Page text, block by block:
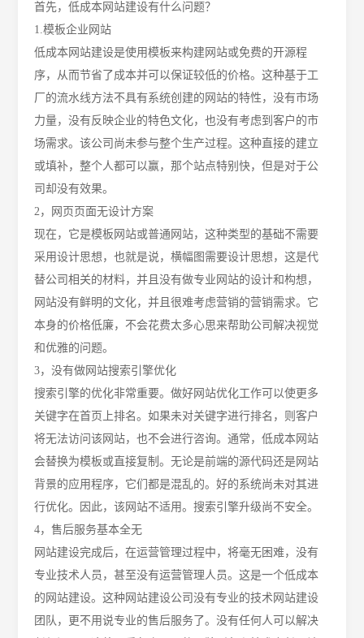
首先，低成本网站建设有什么问题？
1.模板企业网站
低成本网站建设是使用模板来构建网站或免费的开源程
序，从而节省了成本并可以保证较低的价格。这种基于工
厂的流水线方法不具有系统创建的网站的特性，没有市场
力量，没有反映企业的特色文化，也没有考虑到客户的市
场需求。该公司尚未参与整个生产过程。这种直接的建立
或填补，整个人都可以赢，那个站点特别快，但是对于公
司却没有效果。
2，网页页面无设计方案
现在，它是模板网站或普通网站，这种类型的基础不需要
采用设计思想，也就是说，横幅图需要设计思想，这是代
替公司相关的材料，并且没有做专业网站的设计和构想，
网站没有鲜明的文化，并且很难考虑营销的营销需求。它
本身的价格低廉，不会花费太多心思来帮助公司解决视觉
和优雅的问题。
3，没有做网站搜索引擎优化
搜索引擎的优化非常重要。做好网站优化工作可以使更多
关键字在首页上排名。如果未对关键字进行排名，则客户
将无法访问该网站，也不会进行咨询。通常，低成本网站
会替换为模板或直接复制。无论是前端的源代码还是网站
背景的应用程序，它们都是混乱的。好的系统尚未对其进
行优化。因此，该网站不适用。搜索引擎升级尚不安全。
4，售后服务基本全无
网站建设完成后，在运营管理过程中，将毫无困难，没有
专业技术人员，甚至没有运营管理人员。这是一个低成本
的网站建设。这种网站建设公司没有专业的技术网站建设
团队，更不用说专业的售后服务了。没有任何人可以解决